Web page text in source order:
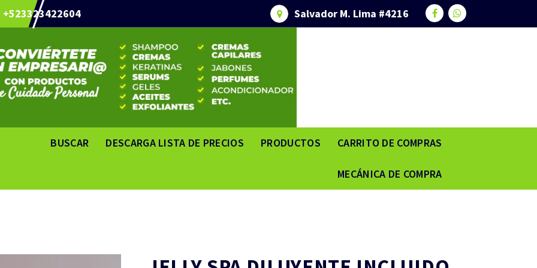
+523323422604 Salvador M. Lima #4216
BUSCAR DESCARGA LISTA DE PRECIOS PRODUCTOS CARRITO DE COMPRAS
MECÁNICA DE COMPRA